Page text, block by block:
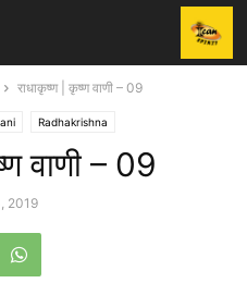
राधाकृष्ण | कृष्ण वाणी – 09
Radhakrishna
वाणी – 09
2019